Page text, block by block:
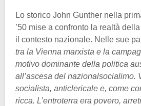
Lo storico John Gunther nella
’50 mise a confronto la realtà
il contesto nazionale. Nelle sue
tra la Vienna marxista e la
motivo dominante della politica
all’ascesa del nazionalsocialimo.
socialista, anticlericale e, come
ricca. L’entroterra era povero,